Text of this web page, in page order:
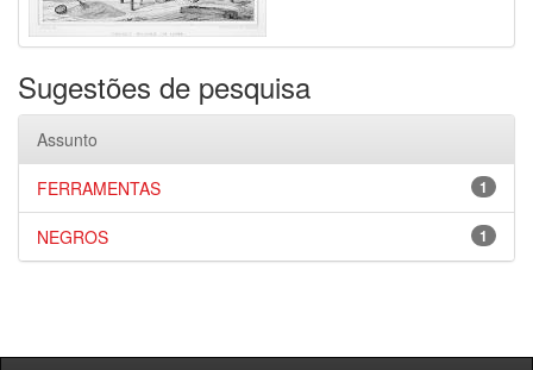
Sugestões de pesquisa
Assunto
1
FERRAMENTAS
1
NEGROS